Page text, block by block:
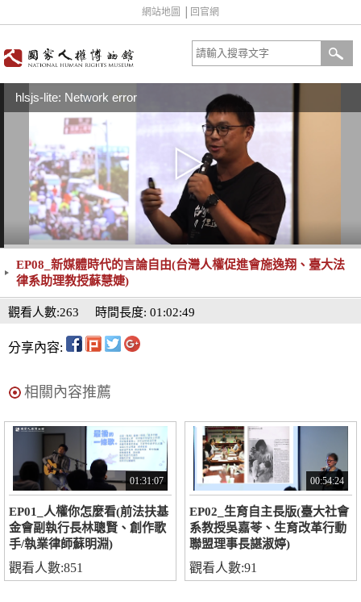
網站地圖 回官網
hlsjs-lite: Network error
EP08_新媒體時代的言論自由(台灣人權促進會施逸翔、臺大法
律系助理教授蘇慧婕)
時間長度: 01:02:49
觀看人數:263
分享內容:
相關內容推薦
01:31:07
EP01_人權你怎麼看(前法扶基
金會副執行長林聰賢、創作歌
手/執業律師蘇明淵)
觀看人數:851
00:54:24
EP02_生育自主長版(臺大社會
系教授吳嘉苓、生育改革行動
聯盟理事長諶淑婷)
觀看人數:91